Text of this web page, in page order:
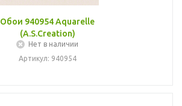
Обои 940954 Aquarelle
(A.S.Creation)
Нет в наличии
Артикул: 940954